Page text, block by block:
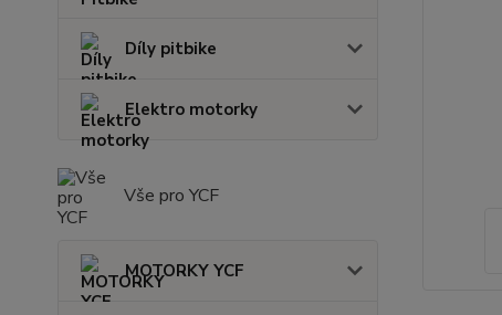
Díly pitbike
Elektro motorky
Vše pro YCF
MOTORKY YCF